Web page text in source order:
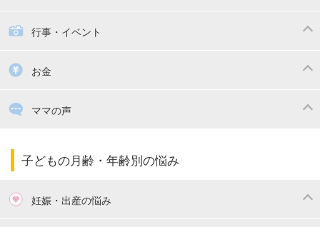
絵本
家族関係・夫婦関係
掃除
子供の服・ファッション
行事・イベント
漫画
出産祝い・内祝い
お金
住宅購入ママの声
子育てコラム
子どもの月齢・年齢別の悩み
妊娠・出産の悩み